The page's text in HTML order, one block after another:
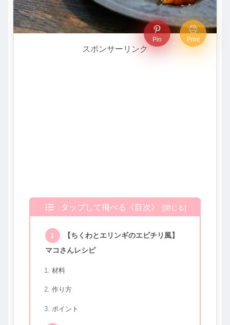
Pin Print
スポンサーリンク
タップして飛べる《目次》
【ちくわとエリンギのエビチリ風】
マコさんレシピ
材料
作り方
ポイント